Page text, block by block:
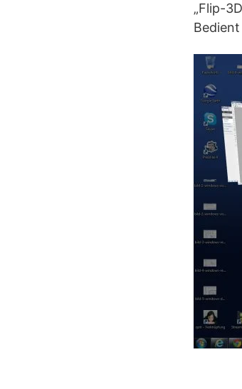
„Flip-